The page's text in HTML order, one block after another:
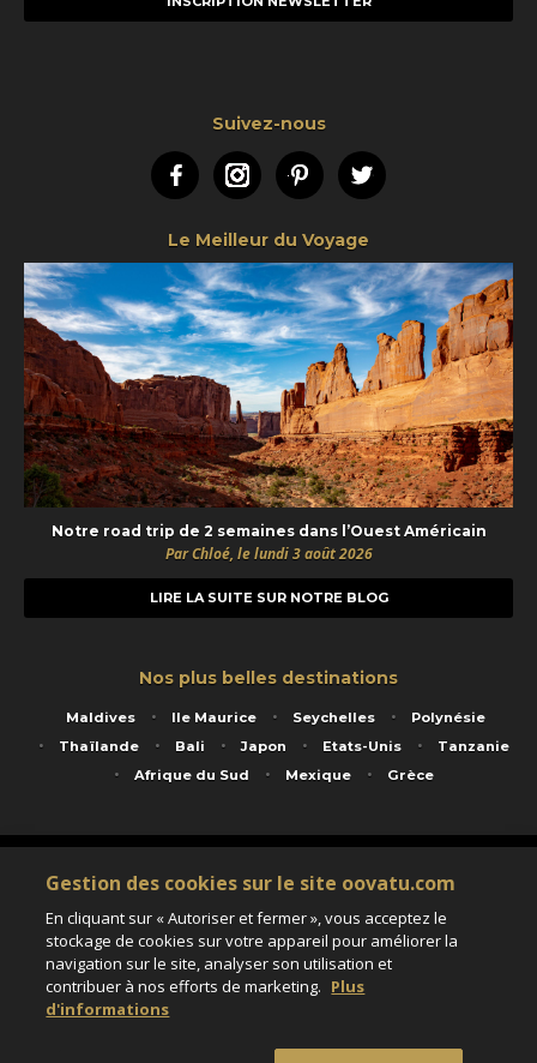
Suivez-nous
FacebookInstagramPinterestTwitter
Le Meilleur du Voyage
Notre road trip de 2 semaines dans l’Ouest Américain
Par Chloé, le lundi 3 août 2026
LIRE LA SUITE SUR NOTRE BLOG
Nos plus belles destinations
Maldives Ile Maurice Seychelles
Polynésie
Thaïlande
Bali Japon Etats-Unis
Tanzanie
Afrique du Sud
Mexique Grèce
Service animé par Nautil Voyages - 22 rue Georges Picquart 75017 Paris - S.A.S
au capital de 155 696 euros - RCS Paris B 423 671 973 - Code APE 7911Z
Matricule Atout France IM075100020 - Garantie financière Groupama - Agrément IATA
Assurance responsabilité civile et professionnelle HISCOX RCP0081066
Gestion des cookies sur le site oovatu.com
En cliquant sur « Autoriser et fermer », vous acceptez le
stockage de cookies sur votre appareil pour améliorer la
navigation sur le site, analyser son utilisation et
contribuer à nos efforts de marketing. Plus
d'informations